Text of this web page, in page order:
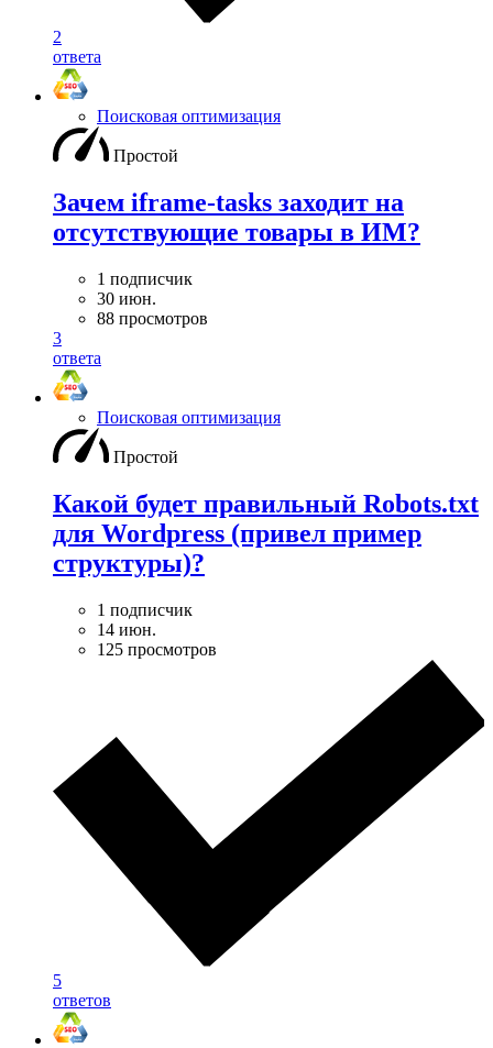
2
ответа
Поисковая оптимизация
Простой
Зачем iframe-tasks заходит на
отсутствующие товары в ИМ?
1 подписчик
30 июн.
88 просмотров
3
ответа
Поисковая оптимизация
Простой
Какой будет правильный Robots.txt
для Wordpress (привел пример
структуры)?
1 подписчик
14 июн.
125 просмотров
5
ответов